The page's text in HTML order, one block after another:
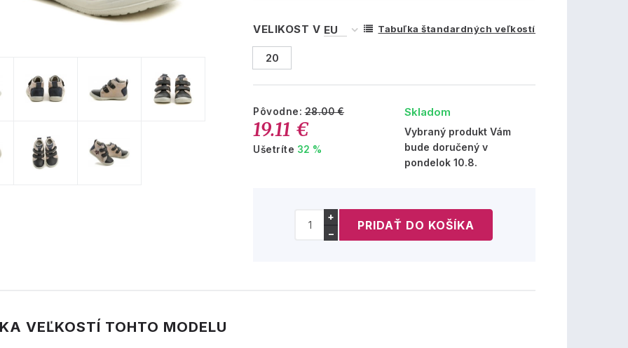
VELIKOST V Tabuľka štandardných veľkostí
20
Pôvodne:28.00 €
19.11 €
Ušetríte 32 %
Skladom
Vybraný produkt Vám
bude doručený v
pondelok 10.8.
+
−
VEĽKOSTÍ TOHTO MODELU